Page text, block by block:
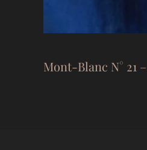
Mont-Blanc N° 21 –